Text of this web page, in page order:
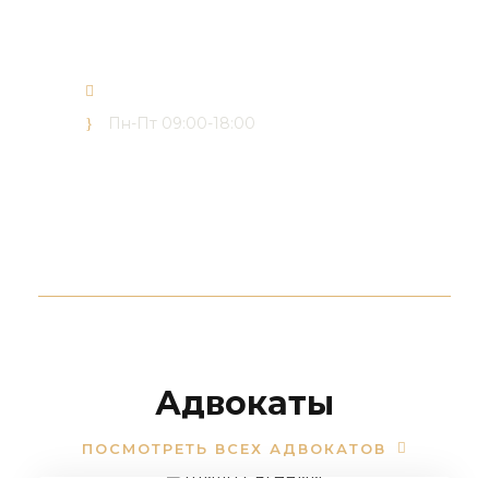
Пн-Пт 09:00-18:00
Адвокаты
ПОСМОТРЕТЬ ВСЕХ АДВОКАТОВ